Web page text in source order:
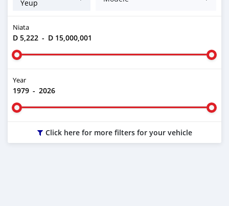
Niata
D 5,222 - D 15,000,001
Year
1979 - 2026
Click here for more filters for your vehicle